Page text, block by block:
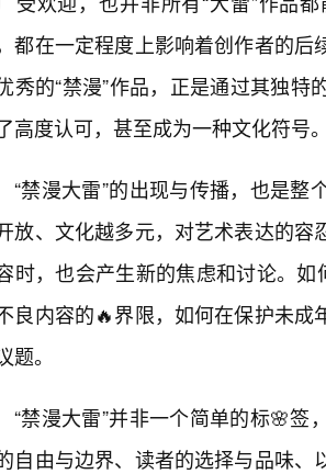
都在一定程度上影响着创作者的
秀的“禁漫”作品，正是通过其独
高度认可，甚至成为一种文化符号
“禁漫大雷”的出现与传播，也是
放、文化越多元，对艺术表达的
时，也会产生新的焦虑和讨论。
良内容的🔥界限，如何在保护未
题。
“禁漫大雷”并非一个简单的标🌸
自由与边界、读者的选择与品味